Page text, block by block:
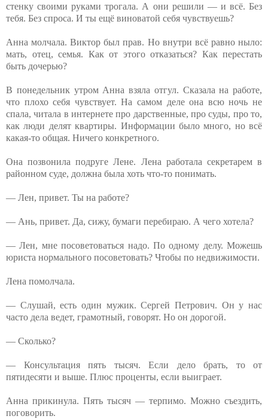
стенку своими руками трогала. А они решили — и всё. Без
тебя. Без спроса. И ты ещё виноватой себя чувствуешь?
Анна молчала. Виктор был прав. Но внутри всё равно ныло:
мать, отец, семья. Как от этого отказаться? Как перестать
быть дочерью?
В понедельник утром Анна взяла отгул. Сказала на работе,
что плохо себя чувствует. На самом деле она всю ночь не
спала, читала в интернете про дарственные, про суды, про то,
как люди делят квартиры. Информации было много, но всё
какая-то общая. Ничего конкретного.
Она позвонила подруге Лене. Лена работала секретарем в
районном суде, должна была хоть что-то понимать.
— Лен, привет. Ты на работе?
— Ань, привет. Да, сижу, бумаги перебираю. А чего хотела?
— Лен, мне посоветоваться надо. По одному делу. Можешь
юриста нормального посоветовать? Чтобы по недвижимости.
Лена помолчала.
— Слушай, есть один мужик. Сергей Петрович. Он у нас
часто дела ведет, грамотный, говорят. Но он дорогой.
— Сколько?
— Консультация пять тысяч. Если дело брать, то от
пятидесяти и выше. Плюс проценты, если выиграет.
Анна прикинула. Пять тысяч — терпимо. Можно съездить,
поговорить.